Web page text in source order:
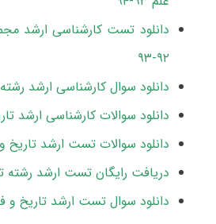
دانلود تست کارشناسی ارشد
۹۲-۹۳
دانلود سوال کارشناسی ارشد رشته
دانلود سوالات کارشناسی ارشد
دانلود سوالات تست ارشد تاریخ و
دریافت رایگان تست ارشد رشته
دانلود سوال تست ارشد تاریخ و